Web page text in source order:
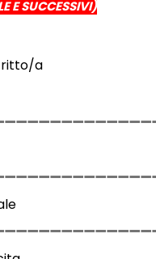
E SUCCESSIVI)
a